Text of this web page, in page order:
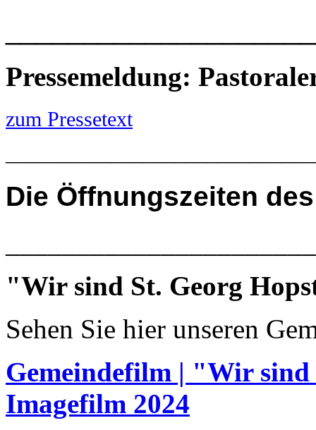
Pressemeldung:
zum Pressetext
Die Öffnungszeiten
"Wir sind St. Georg
Sehen Sie hier unseren
Gemeindefilm | "Wir
Imagefilm 2024